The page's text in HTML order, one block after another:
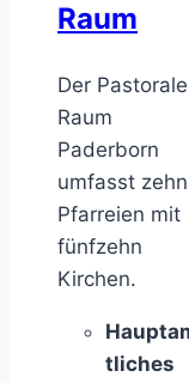
Raum
Der Pastorale
Raum
Paderborn
umfasst zehn
Pfarreien mit
fünfzehn
Kirchen.
tliches